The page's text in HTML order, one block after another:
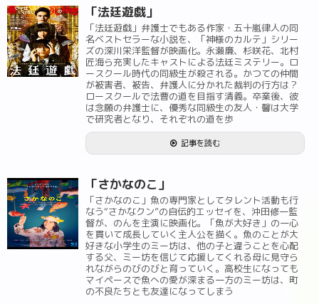
「法廷遊戯」
「法廷遊戯」弁護士でもある作家・五十嵐律人の同
名ベストセラーな小説を、「神様のカルテ」シリー
ズの深川栄洋監督が映画化。永瀬廉、杉咲花、北村
匠海ら充実したキャストによる法廷ミステリー。ロ
ースクール時代の同級生が殺される。かつての仲間
が被害者、被告、弁護人に分かれた裁判の行方は？
ロースクールで法曹の道を目指す清義。卒業後、彼
は念願の弁護士に、優秀な同級生の友人・馨は大学
で研究者となり、それぞれの道を歩
記事を読む
「さかなのこ」
「さかなのこ」魚の専門家としてタレント活動も行
なう“さかなクン”の自伝的エッセイを、沖田修一監
督が、のんを主演に映画化。「魚が大好き」の一心
を貫いて成長していく主人公を描く。魚のことが大
好きな小学生のミー坊は、他の子と違うことを心配
する父、ミー坊を信じて応援してくれる母に見守ら
れながらのびのびと育っていく。高校生になっても
マイペースで魚への愛が深まる一方のミー坊は、町
の不良たちとも友達になってしまう